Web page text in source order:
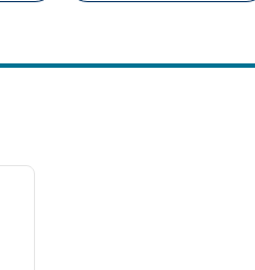
imaginea următoare